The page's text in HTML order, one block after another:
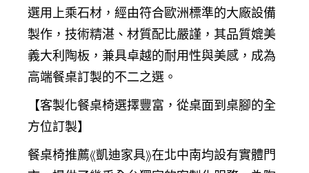
選用上乘石材，經由符合歐洲標準的大廠設備
製作，技術精湛、材質配比嚴謹，其品質媲美
義大利陶板，兼具卓越的耐用性與美感，成為
高端餐桌訂製的不二之選。
【客製化餐桌椅選擇豐富，從桌面到桌腳的全
方位訂製】
餐桌椅推薦《凱迪家具》在北中南均設有實體門